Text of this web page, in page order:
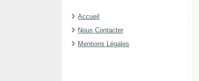
Accueil
Nous Contacter
Mentions Légales